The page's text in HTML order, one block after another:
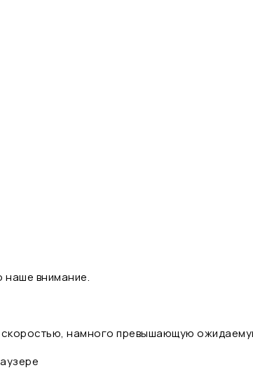
наше внимание.
скоростью, намного превышающую